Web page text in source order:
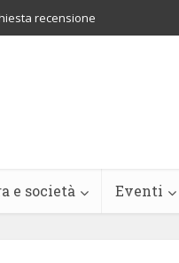
recensione
e società Eventi